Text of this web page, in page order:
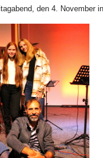
den 4. November